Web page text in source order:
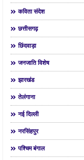
कविता संदेश
छत्तीसगढ़
छिंदवाड़ा
जनजाति विशेष
झारखंड
तेलंगाना
नई दिल्ली
नरसिंहपुर
पश्चिम बंगाल